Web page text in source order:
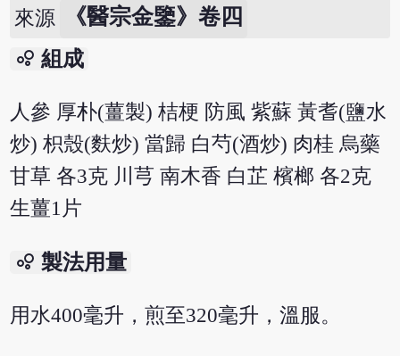
來源 《醫宗金鑒》卷四
bubble_chart 組成
人參 厚朴(薑製) 桔梗 防風 紫蘇 黃耆(鹽水
炒) 枳殼(麩炒) 當歸 白芍(酒炒) 肉桂 烏藥
甘草 各3克 川芎 南木香 白芷 檳榔 各2克
生薑1片
bubble_chart 製法用量
用水400毫升，煎至320毫升，溫服。